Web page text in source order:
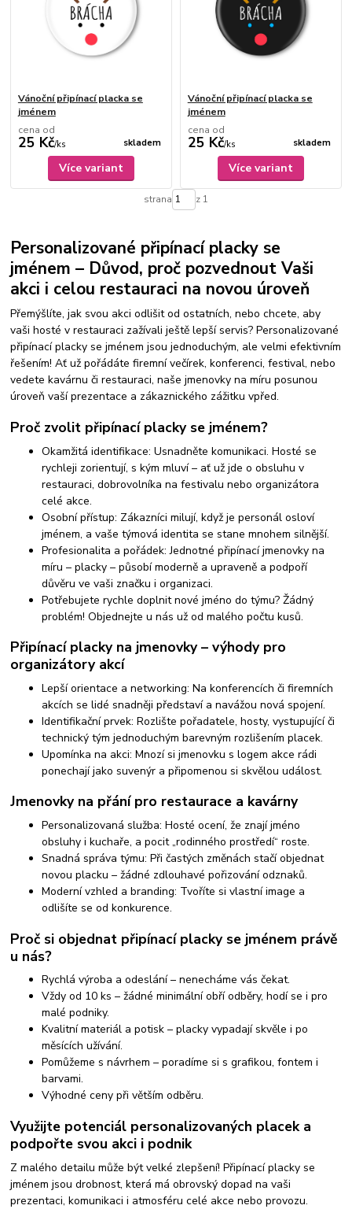
Vánoční připínací placka se
jménem
cena od
25 Kč/ks skladem
Více variant
Vánoční připínací placka se
jménem
cena od
25 Kč/ks skladem
Více variant
strana z 1
Personalizované připínací placky se
jménem – Důvod, proč pozvednout Vaši
akci i celou restauraci na novou úroveň
Přemýšlíte, jak svou akci odlišit od ostatních, nebo chcete, aby
vaši hosté v restauraci zažívali ještě lepší servis? Personalizované
připínací placky se jménem jsou jednoduchým, ale velmi efektivním
řešením! Ať už pořádáte firemní večírek, konferenci, festival, nebo
vedete kavárnu či restauraci, naše jmenovky na míru posunou
úroveň vaší prezentace a zákaznického zážitku vpřed.
Proč zvolit připínací placky se jménem?
Okamžitá identifikace: Usnadněte komunikaci. Hosté se
rychleji zorientují, s kým mluví – ať už jde o obsluhu v
restauraci, dobrovolníka na festivalu nebo organizátora
celé akce.
Osobní přístup: Zákazníci milují, když je personál osloví
jménem, a vaše týmová identita se stane mnohem silnější.
Profesionalita a pořádek: Jednotné připínací jmenovky na
míru – placky – působí moderně a upraveně a podpoří
důvěru ve vaši značku i organizaci.
Potřebujete rychle doplnit nové jméno do týmu? Žádný
problém! Objednejte u nás už od malého počtu kusů.
Připínací placky na jmenovky – výhody pro
organizátory akcí
Lepší orientace a networking: Na konferencích či firemních
akcích se lidé snadněji představí a navážou nová spojení.
Identifikační prvek: Rozlište pořadatele, hosty, vystupující či
technický tým jednoduchým barevným rozlišením placek.
Upomínka na akci: Mnozí si jmenovku s logem akce rádi
ponechají jako suvenýr a připomenou si skvělou událost.
Jmenovky na přání pro restaurace a kavárny
Personalizovaná služba: Hosté ocení, že znají jméno
obsluhy i kuchaře, a pocit „rodinného prostředí“ roste.
Snadná správa týmu: Při častých změnách stačí objednat
novou placku – žádné zdlouhavé pořizování odznaků.
Moderní vzhled a branding: Tvoříte si vlastní image a
odlišíte se od konkurence.
Proč si objednat připínací placky se jménem právě
u nás?
Rychlá výroba a odeslání – nenecháme vás čekat.
Vždy od 10 ks – žádné minimální obří odběry, hodí se i pro
malé podniky.
Kvalitní materiál a potisk – placky vypadají skvěle i po
měsících užívání.
Pomůžeme s návrhem – poradíme si s grafikou, fontem i
barvami.
Výhodné ceny při větším odběru.
Využijte potenciál personalizovaných placek a
podpořte svou akci i podnik
Z malého detailu může být velké zlepšení! Připínací placky se
jménem jsou drobnost, která má obrovský dopad na vaši
prezentaci, komunikaci i atmosféru celé akce nebo provozu.